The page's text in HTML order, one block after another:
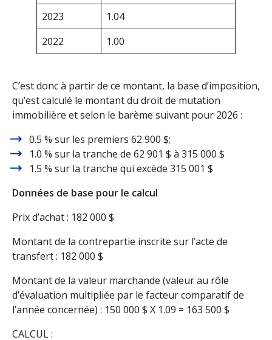
2023
1.04
2022
1.00
C’est donc à partir de ce montant, la base d’imposition,
qu’est calculé le montant du droit de mutation
immobilière et selon le barème suivant pour 2026 :
0.5 % sur les premiers 62 900 $;
1.0 % sur la tranche de 62 901 $ à 315 000 $
1.5 % sur la tranche qui excède 315 001 $
Données de base pour le calcul
Prix d’achat : 182 000 $
Montant de la contrepartie inscrite sur l’acte de
transfert : 182 000 $
Montant de la valeur marchande (valeur au rôle
d’évaluation multipliée par le facteur comparatif de
l’année concernée) : 150 000 $ X 1.09 = 163 500 $
CALCUL :